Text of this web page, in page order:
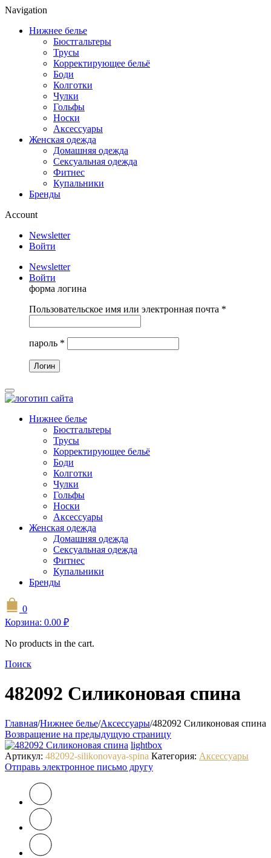
Navigation
Нижнее белье
Бюстгальтеры
Трусы
Корректирующее бельё
Боди
Колготки
Чулки
Гольфы
Носки
Аксессуары
Женская одежда
Домашняя одежда
Сексуальная одежда
Фитнес
Купальники
Бренды
Account
Newsletter
Войти
Newsletter
Войти
форма логина
Пользовательское имя или электронная почта *
пароль *
Нижнее белье
Бюстгальтеры
Трусы
Корректирующее бельё
Боди
Колготки
Чулки
Гольфы
Носки
Аксессуары
Женская одежда
Домашняя одежда
Сексуальная одежда
Фитнес
Купальники
Бренды
0
Корзина: 0.00 ₽
No products in the cart.
Поиск
482092 Силиконовая спина
Главная/Нижнее белье/Аксессуары/482092 Силиконовая спина
Возвращение на предыдущую страницу
lightbox
Артикул: 482092-silikonovaya-spina Категория: Аксессуары
Отправь электронное письмо другу